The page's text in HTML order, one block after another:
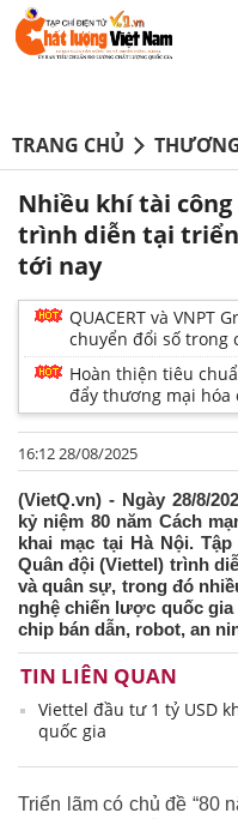
TRANG CHỦ
Nhiều khí tài
trình diễn tại
tới nay
QUACERT và VNPT
chuyển đổi số trong
Hoàn thiện tiêu
đẩy thương mại hóa
16:12 28/08/2025
(VietQ.vn) - Ngày 28/8/
kỷ niệm 80 năm Cách
khai mạc tại Hà Nội.
Quân đội (Viettel) trình
và quân sự, trong đó
nghệ chiến lược quốc
chip bán dẫn, robot, an
TIN LIÊN QUAN
Viettel đầu tư 1 tỷ USD
quốc gia
Triển lãm có chủ đề “80